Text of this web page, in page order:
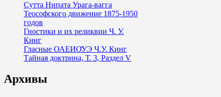
Сутта Нипата Урага-вагга
Теософского движение 1875-1950
годов
Гностики и их реликвии Ч. У.
Кинг
Гласные ОАЕИО̄УЭ Ч.У. Кинг
Тайная доктрина, Т. 3, Раздел V
Архивы